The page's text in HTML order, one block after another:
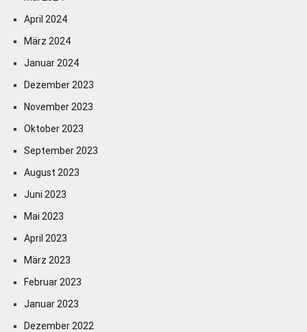
April 2024
März 2024
Januar 2024
Dezember 2023
November 2023
Oktober 2023
September 2023
August 2023
Juni 2023
Mai 2023
April 2023
März 2023
Februar 2023
Januar 2023
Dezember 2022